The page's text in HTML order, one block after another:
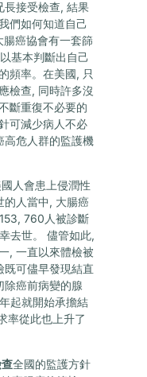
長接受檢查, 結果
們如何知道自己
癌協會有一套篩
基本判斷出自己
頻率。在美國, 只
檢查, 同時許多沒
斷重復不必要的
可減少病人不必
高危人群的監護機
人會患上侵潤性
的人當中, 大腸癌
760人被診斷
去世。 儘管如此,
, 一直以來體檢被
既可儘早發現結直
除癌前病變的腺
起就開始承擔結
率從此也上升了
全國的監護方針